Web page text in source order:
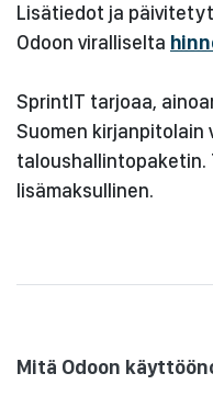
Lisätiedot ja
Odoon viralliselta
SprintIT tarjoaa,
Suomen
lisämaksullinen.
Mitä Odoon